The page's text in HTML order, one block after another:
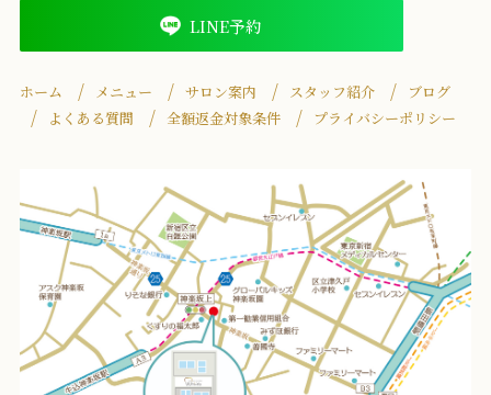
LINE予約
ホーム メニュー サロン案内 スタッフ紹介
ブログ
よくある質問
全額返金対象条件 プライバシーポリシー